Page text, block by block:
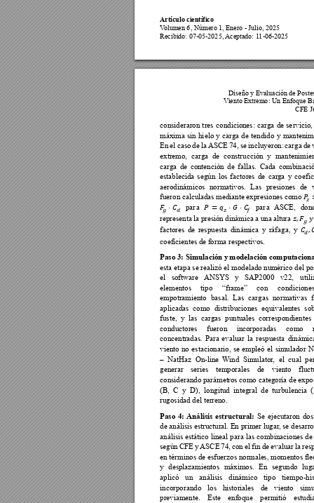
Artículo científico
Volumen 6 , Número 1, Enero - Julio, 2025
Recibido: 07-05-2025, Aceptado: 11 -06-2025
Diseño y Evaluación de
Viento Extremo: Un Enfoque
CFE
consideraron tres condiciones: carga de servicio,
máxima sin hielo y carga de tendido y
En el caso de la ASCE 74, se incluyeron: carga de
extremo, carga de construcción y
carga de contención de fallas. Cada
establecida según los factores de carga y
aerodinámicos normativos. Las presiones de
fueron calculadas mediante expresiones como 
  para    para ASCE,
representa la presión dinámica a una altura 
factores de respuesta dinámica y ráfaga, y 
coeficientes de forma respectivos.
Paso 3: Simulación y modelación
esta etapa se realizó el modelado numérico del
el
software ANSYS y SAP2000 v22,
elementos
tipo “frame” con
empotramiento basal. Las cargas normativas
aplicadas como distribuciones equivalentes
fuste,  y
  las
cargas  puntuales
conductores
fueron incorporadas como
concentradas. Para evaluar la respuesta
viento no estacionario, se empleó el simulador
–  NatHaz  On-line Wind  Simulator,  el  cual
generar
series temporales de viento
considerando parámetros como categoría de
(B,  C  y  D),  longitud  integral  de  turbulencia  (
rugosidad del terreno.
Paso 4: Análisis estructural: Se ejecutaron
de análisis estructural. En primer lugar, se
análisis estático lineal para las combinaciones de
según CFE y ASCE 74, con elfin de evaluar la
en términos de esfuerzos normales, momentos
y desplazamientos máximos. En segundo
aplicó
un análisis dinámico tipo
tiempo-
incorporando
los historiales de viento
previamente.
Este enfoque permitió